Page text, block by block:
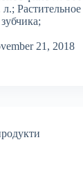
Растительное
21, 2018